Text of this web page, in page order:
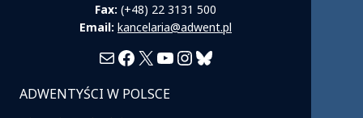
Fax: (+48) 22 3131 500
Email: kancelaria@adwent.pl
MailFacebook
X YouTube
Instagram
Bluesky
ADWENTYŚCI W POLSCE